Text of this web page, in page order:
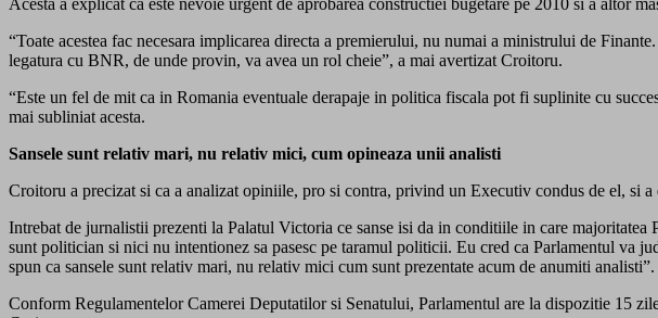
Acesta a explicat ca este nevoie urgent de aprobarea constructiei bugetare pe 2010 si a altor
“Toate acestea fac necesara implicarea directa a premierului, nu numai a ministrului de
legatura cu BNR, de unde provin, va avea un rol cheie”, a mai avertizat Croitoru.
“Este un fel de mit ca in Romania eventuale derapaje in politica fiscala pot fi suplinite cu
mai subliniat acesta.
Sansele sunt relativ mari, nu relativ mici, cum opineaza unii analisti
Croitoru a precizat si ca a analizat opiniile, pro si contra, privind un Executiv condus de el, si
Intrebat de jurnalistii prezenti la Palatul Victoria ce sanse isi da in conditiile in care majoritatea
sunt politician si nici nu intentionez sa pasesc pe taramul politicii. Eu cred ca Parlamentul va
spun ca sansele sunt relativ mari, nu relativ mici cum sunt prezentate acum de anumiti analisti”.
Conform Regulamentelor Camerei Deputatilor si Senatului, Parlamentul are la dispozitie 15